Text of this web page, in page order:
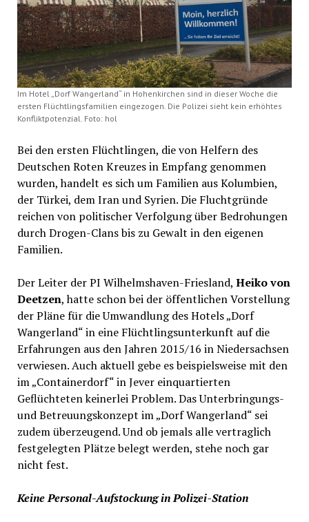
Im Hotel „Dorf Wangerland“ in Hohenkirchen sind in dieser Woche die
ersten Flüchtlingsfamilien eingezogen. Die Polizei sieht kein erhöhtes
Konfliktpotenzial. Foto: hol
Bei den ersten Flüchtlingen, die von Helfern des
Deutschen Roten Kreuzes in Empfang genommen
wurden, handelt es sich um Familien aus Kolumbien,
der Türkei, dem Iran und Syrien. Die Fluchtgründe
reichen von politischer Verfolgung über Bedrohungen
durch Drogen-Clans bis zu Gewalt in den eigenen
Familien.
Der Leiter der PI Wilhelmshaven-Friesland, Heiko von
Deetzen, hatte schon bei der öffentlichen Vorstellung
der Pläne für die Umwandlung des Hotels „Dorf
Wangerland“ in eine Flüchtlingsunterkunft auf die
Erfahrungen aus den Jahren 2015/16 in Niedersachsen
verwiesen. Auch aktuell gebe es beispielsweise mit den
im „Containerdorf“ in Jever einquartierten
Geflüchteten keinerlei Problem. Das Unterbringungs-
und Betreuungskonzept im „Dorf Wangerland“ sei
zudem überzeugend. Und ob jemals alle vertraglich
festgelegten Plätze belegt werden, stehe noch gar
nicht fest.
Keine Personal-Aufstockung in Polizei-Station